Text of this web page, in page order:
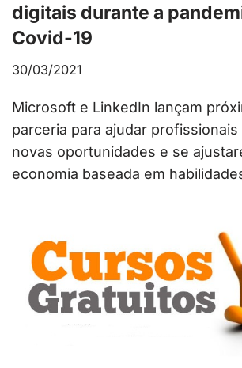
digitais durante a
Covid-19
30/03/2021
Microsoft e LinkedIn lançam
parceria para ajudar
novas oportunidades e se
economia baseada em